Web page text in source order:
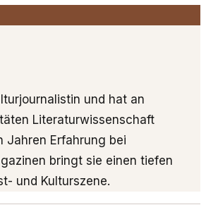
und hat an
Literaturwissenschaft
Jahren Erfahrung bei
bringt sie einen tiefen
und Kulturszene.